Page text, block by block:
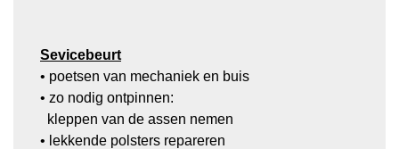
Sevicebeurt
• poetsen van mechaniek en buis
• zo nodig ontpinnen:
kleppen van de assen nemen
• lekkende polsters repareren